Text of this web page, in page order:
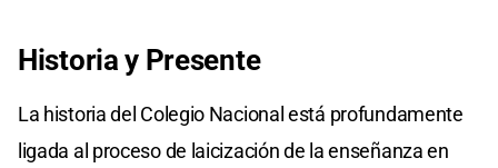
Historia y Presente
La historia del Colegio Nacional está profundamente
ligada al proceso de laicización de la enseñanza en